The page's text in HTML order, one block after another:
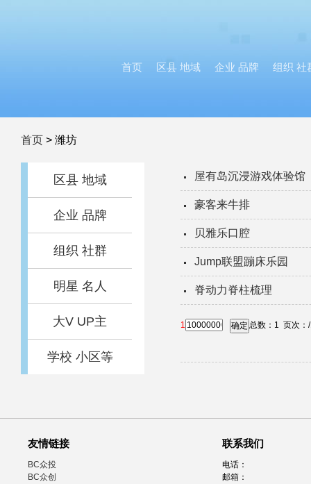
首页 区县 地域 企业 品牌 组织 社
首页 > 潍坊
区县 地域
企业 品牌
组织 社群
明星 名人
大V UP主
学校 小区等
屋有岛沉浸游戏体验馆
豪客来牛排
贝雅乐口腔
Jump联盟蹦床乐园
脊动力脊柱梳理
总数： 1 页次：
1 确定
友情链接
BC众投
BC众创
联系我们
电话：
邮箱：